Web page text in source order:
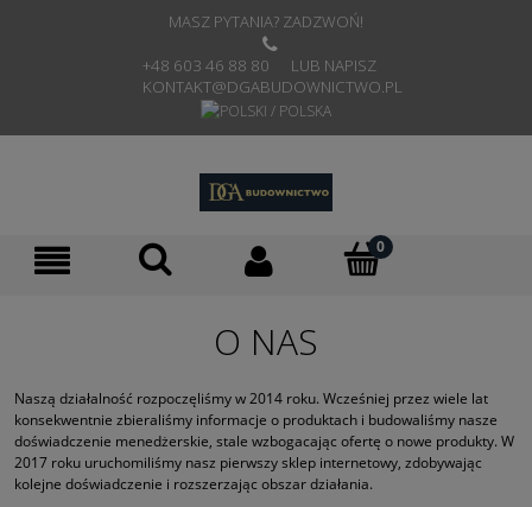
MASZ PYTANIA? ZADZWOŃ!
+48 603 46 88 80 LUB NAPISZ
KONTAKT@DGABUDOWNICTWO.PL
O NAS
Naszą działalność rozpoczęliśmy w 2014 roku. Wcześniej przez wiele lat
konsekwentnie zbieraliśmy informacje o produktach i budowaliśmy nasze
doświadczenie menedżerskie, stale wzbogacając ofertę o nowe produkty. W
2017 roku uruchomiliśmy nasz pierwszy sklep internetowy, zdobywając
kolejne doświadczenie i rozszerzając obszar działania.